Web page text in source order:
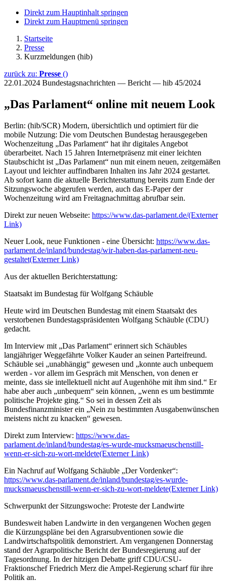
Direkt zum Hauptinhalt springen
Direkt zum Hauptmenü springen
Startseite
Presse
Kurzmeldungen (hib)
zurück zu: Presse ()
22.01.2024 Bundestagsnachrichten — Bericht — hib 45/2024
„Das Parlament“ online mit neuem Look
Berlin: (hib/SCR) Modern, übersichtlich und optimiert für die
mobile Nutzung: Die vom Deutschen Bundestag herausgegeben
Wochenzeitung „Das Parlament“ hat ihr digitales Angebot
überarbeitet. Nach 15 Jahren Internetpräsenz mit einer leichten
Staubschicht ist „Das Parlament“ nun mit einem neuen, zeitgemäßen
Layout und leichter auffindbaren Inhalten ins Jahr 2024 gestartet.
Ab sofort kann die aktuelle Berichterstattung bereits zum Ende der
Sitzungswoche abgerufen werden, auch das E-Paper der
Wochenzeitung wird am Freitagnachmittag abrufbar sein.
Direkt zur neuen Webseite: https://www.das-parlament.de/(Externer
Link)
Neuer Look, neue Funktionen - eine Übersicht: https://www.das-
parlament.de/inland/bundestag/wir-haben-das-parlament-neu-
gestaltet(Externer Link)
Aus der aktuellen Berichterstattung:
Staatsakt im Bundestag für Wolfgang Schäuble
Heute wird im Deutschen Bundestag mit einem Staatsakt des
verstorbenen Bundestagspräsidenten Wolfgang Schäuble (CDU)
gedacht.
Im Interview mit „Das Parlament“ erinnert sich Schäubles
langjähriger Weggefährte Volker Kauder an seinen Parteifreund.
Schäuble sei „unabhängig“ gewesen und „konnte auch unbequem
werden - vor allem im Gespräch mit Menschen, von denen er
meinte, dass sie intellektuell nicht auf Augenhöhe mit ihm sind.“ Er
habe aber auch „unbequem“ sein können, „wenn es um bestimmte
politische Projekte ging.“ So sei in dessen Zeit als
Bundesfinanzminister ein „Nein zu bestimmten Ausgabenwünschen
meistens nicht zu knacken“ gewesen.
Direkt zum Interview: https://www.das-
parlament.de/inland/bundestag/es-wurde-mucksmaeuschenstill-
wenn-er-sich-zu-wort-meldete(Externer Link)
Ein Nachruf auf Wolfgang Schäuble „Der Vordenker“:
https://www.das-parlament.de/inland/bundestag/es-wurde-
mucksmaeuschenstill-wenn-er-sich-zu-wort-meldete(Externer Link)
Schwerpunkt der Sitzungswoche: Proteste der Landwirte
Bundesweit haben Landwirte in den vergangenen Wochen gegen
die Kürzungspläne bei den Agrarsubventionen sowie die
Landwirtschaftspolitik demonstriert. Am vergangenen Donnerstag
stand der Agrarpolitische Bericht der Bundesregierung auf der
Tagesordnung. In der hitzigen Debatte griff CDU/CSU-
Fraktionschef Friedrich Merz die Ampel-Regierung scharf für ihre
Politik an.